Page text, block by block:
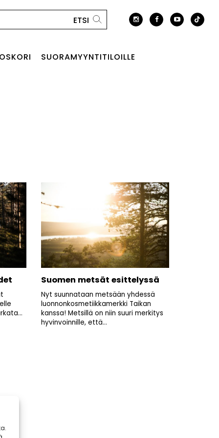
SUORAMYYNTITILOILLE
Suomen metsät esittelyssä
Nyt suunnataan metsään yhdessä
luonnonkosmetiikkamerkki Taikan
kanssa! Metsillä on niin suuri merkitys
hyvinvoinnille, että...